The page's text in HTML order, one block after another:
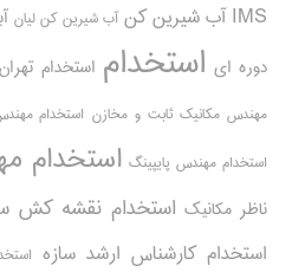
IMS آب شیرین کن آب شیرین کن لیان
دوره ای استخدام استخدام تهران
مهندس مکانیک ثابت و مخازن استخدام
استخدام مهندس پایپینگ استخدام
ناظر مکانیک استخدام نقشه کش
استخدام کارشناس ارشد سازه